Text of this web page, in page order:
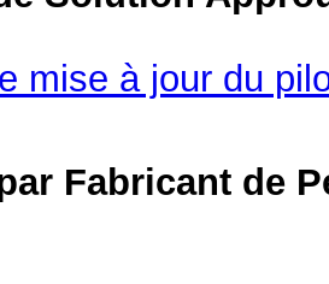
mise à jour du
Fabricant de